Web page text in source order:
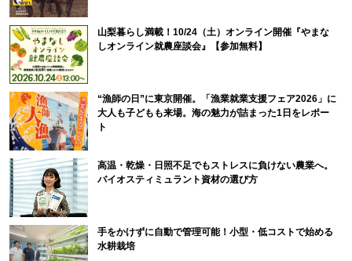
山梨暮らし満載！10/24（土）オンライン開催『やまな
しオンライン就農座談会』【参加無料】
“漁師の日”に東京開催。「漁業就業支援フェア2026」に
大人も子どもも来場。海の魅力が詰まった1日をレポー
ト
高温・乾燥・日照不足でもストレスに負けない農業へ。
バイオスティミュラント資材の選び方
手をかけずに自動で管理可能！小型・低コストで始める
水耕栽培